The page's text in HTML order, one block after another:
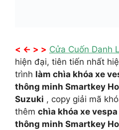
< <- > > Cửa Cuốn Danh
hiện đại, tiên tiến nhất
trình làm chìa khóa xe
thông minh Smartkey
Suzuki , copy giải mã
thêm chìa khóa xe
thông minh Smartkey